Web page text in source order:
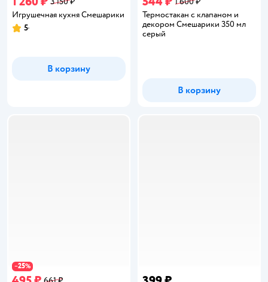
Игрушечная кухня Смешарики
Рейтинг:
5
В корзину
Термостакан с клапаном и
декором Смешарики 350 мл
серый
В корзину
−25%